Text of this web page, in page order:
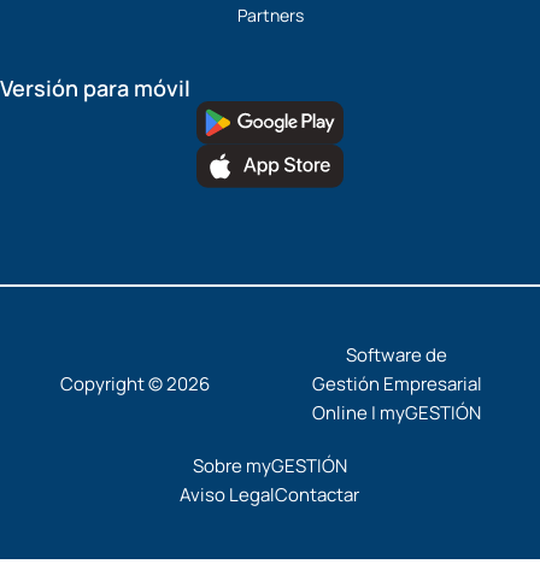
Partners
Versión para móvil
Copyright © 2026
Software de
Gestión Empresarial
Online | myGESTIÓN
Sobre myGESTIÓN
Aviso LegalContactar